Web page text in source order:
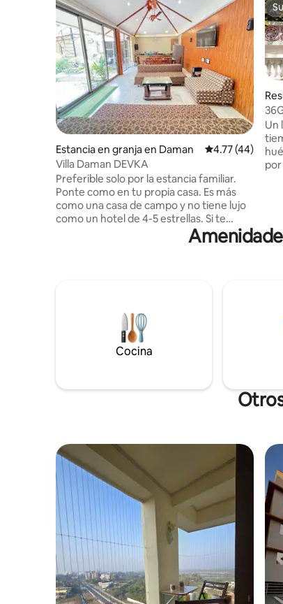
Estancia en granja en Daman Calificación
4.77 (44)
Villa Daman DEVKA
Preferible solo por la estancia familiar.
Ponte como en tu propia casa. Es más
como una casa de campo y no tiene lujo
como un hotel de 4-5 estrellas. Si te
encanta la naturaleza y el espacio,este es
el lugar correcto. Banglow está en Devka
mirasol, el centro comercial Devka Street
y el parque de atracciones. El aeropuerto
está cerca de Banglow. Tienes que
conducir en Jambore Beach y otros
reembolsable de 5000 obligatorios.
Un
por
Cocina